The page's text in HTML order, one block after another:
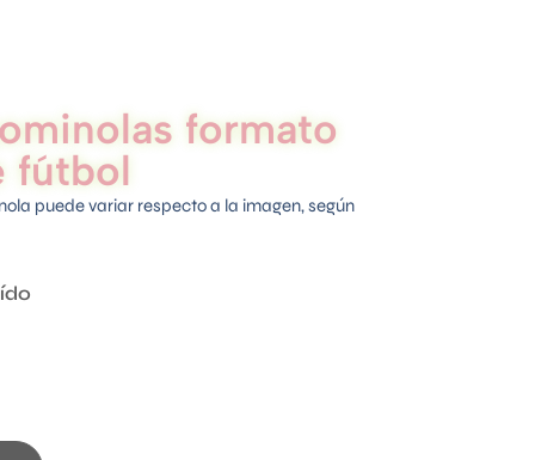
formato
fútbol
puede variar respecto a la imagen, según